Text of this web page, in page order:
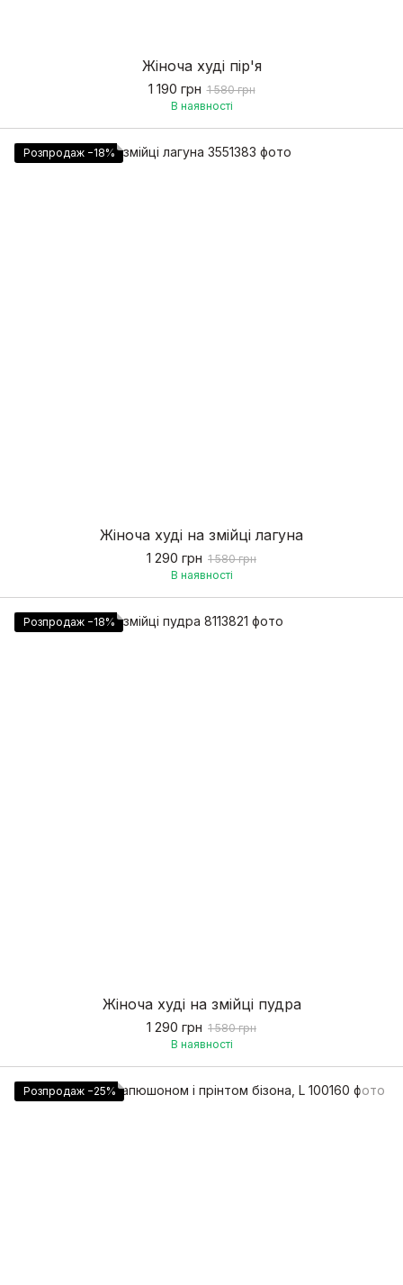
Жіноча худі пір'я
1 190 грн 1 580 грн
В наявності
Розпродаж −18%
Жіноча худі на змійці лагуна
1 290 грн 1 580 грн
В наявності
Розпродаж −18%
Жіноча худі на змійці пудра
1 290 грн 1 580 грн
В наявності
Розпродаж −25%